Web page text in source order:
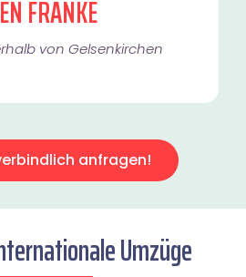
FRANKE
von Gelsenkirchen​
anfragen!
Umzüge